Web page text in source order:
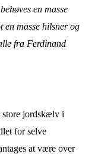
en masse
en masse hilsner og
fra Ferdinand
store jordskælv i
for selve
at være over